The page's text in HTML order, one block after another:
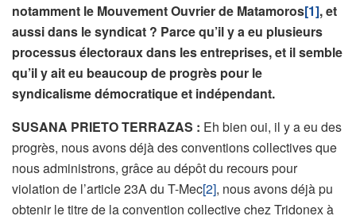
notamment le Mouvement Ouvrier de Matamoros[1], et
aussi dans le syndicat ? Parce qu’il y a eu plusieurs
processus électoraux dans les entreprises, et il semble
qu’il y ait eu beaucoup de progrès pour le
syndicalisme démocratique et indépendant.
SUSANA PRIETO TERRAZAS : Eh bien oui, il y a eu des
progrès, nous avons déjà des conventions collectives que
nous administrons, grâce au dépôt du recours pour
violation de l’article 23A du T-Mec[2], nous avons déjà pu
obtenir le titre de la convention collective chez Tridonex à